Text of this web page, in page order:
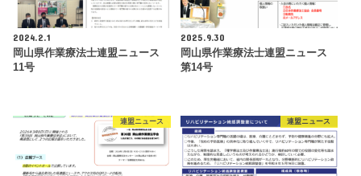
2024.2.1
岡山県作業療法士連盟ニュース
11号
2025.9.30
岡山県作業療法士連盟ニュース
第14号
連盟ニュース 連盟ニュース